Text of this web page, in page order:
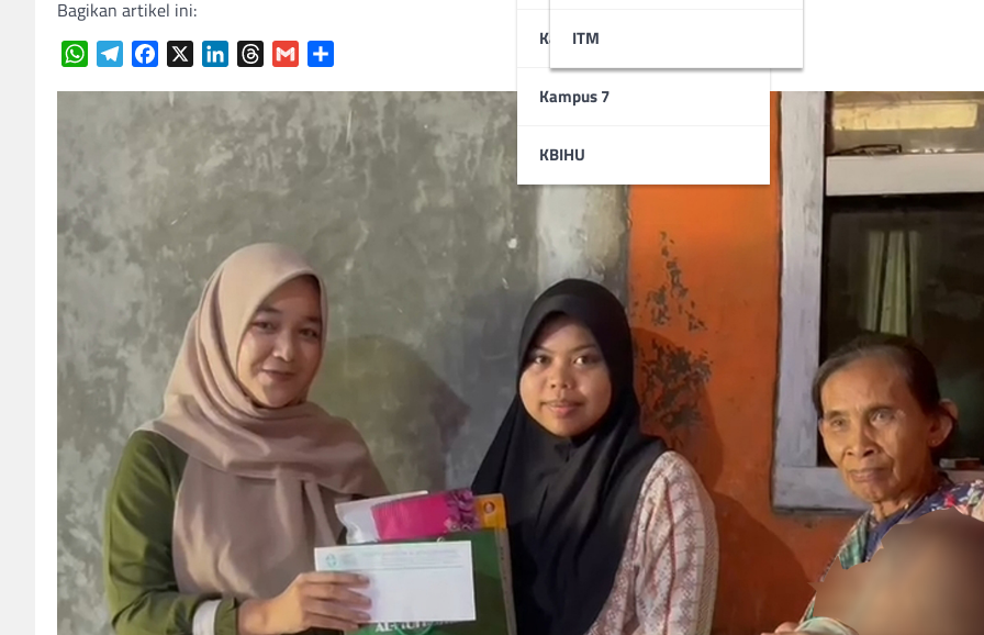
STAI
ITM
Kampus 6
Kampus 7
KBIHU
Bagikan artikel ini:
WhatsAppTelegramFacebook LinkedInThreads
Gmail